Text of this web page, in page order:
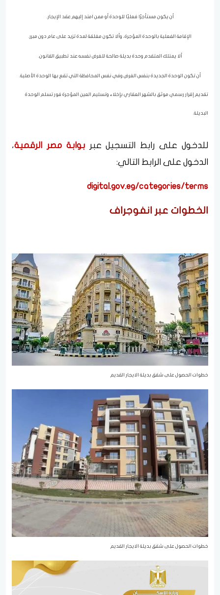
أن يكون مستأجرًا فعليًا للوحدة أو ممن امتد إليهم عقد الإيجار.
الإقامة الفعلية بالوحدة المؤجرة، وألا تكون مغلقة لمدة تزيد على عام دون مبرر.
ألا يمتلك المتقدم وحدة بديلة صالحة للغرض نفسه عند تطبيق القانون.
أن تكون الوحدة الجديدة بنفس الغرض وفي نفس المحافظة التي تقع بها الوحدة الأصلية.
تقديم إقرار رسمي موثق بالشهر العقاري بإخلاء وتسليم العين المؤجرة فور تسلم الوحدة
البديلة.
للدخول على رابط التسجيل عبربوابة مصر الرقمية،
الدخول على الرابط التالي:
digital.gov.eg/categories/terms
الخطوات عبر انفوجراف
خطوات الحصول على شقق بديلة الايجار القديم
خطوات الحصول على شقق بديلة الايجار القديم